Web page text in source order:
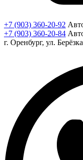
+7 (903) 360-20-92
+7 (903) 360-20-84
г. Оренбург, ул.